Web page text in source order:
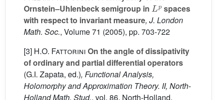
Ornstein–Uhlenbeck semigroup in
spaces
with respect to invariant measure, J. London
Math. Soc., Volume 71 (2005), pp. 703-722
[3] H.O. Fattorini On the angle of dissipativity
of ordinary and partial differential operators
(G.I. Zapata, ed.), Functional Analysis,
Holomorphy and Approximation Theory. II, North-
Holland Math. Stud., vol. 86, North-Holland,